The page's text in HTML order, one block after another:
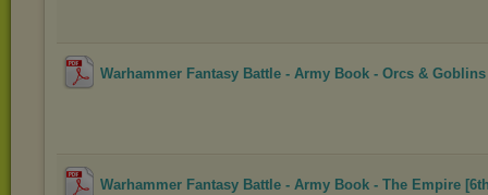
Warhammer Fantasy Battle - Army Book - Orcs &
Warhammer Fantasy Battle - Army Book - The Empire